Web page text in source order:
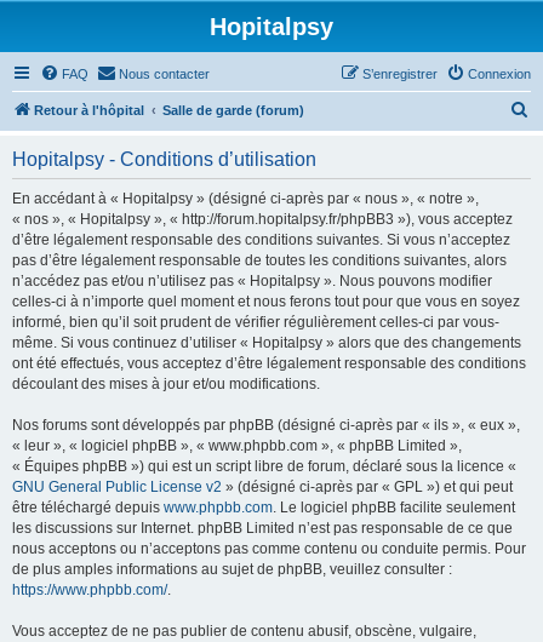
Hopitalpsy
FAQ Nous contacter Connexion
S’enregistrer
Retour à l'hôpital Salle de garde (forum)
Hopitalpsy - Conditions d’utilisation
En accédant à « Hopitalpsy » (désigné ci-après par « nous », « notre »,
« nos », « Hopitalpsy », « http://forum.hopitalpsy.fr/phpBB3 »), vous acceptez
d’être légalement responsable des conditions suivantes. Si vous n’acceptez
pas d’être légalement responsable de toutes les conditions suivantes, alors
n’accédez pas et/ou n’utilisez pas « Hopitalpsy ». Nous pouvons modifier
celles-ci à n’importe quel moment et nous ferons tout pour que vous en soyez
informé, bien qu’il soit prudent de vérifier régulièrement celles-ci par vous-
même. Si vous continuez d’utiliser « Hopitalpsy » alors que des changements
ont été effectués, vous acceptez d’être légalement responsable des conditions
découlant des mises à jour et/ou modifications.
Nos forums sont développés par phpBB (désigné ci-après par « ils », « eux »,
« leur », « logiciel phpBB », « www.phpbb.com », « phpBB Limited »,
« Équipes phpBB ») qui est un script libre de forum, déclaré sous la licence «
GNU General Public License v2 » (désigné ci-après par « GPL ») et qui peut
être téléchargé depuis www.phpbb.com. Le logiciel phpBB facilite seulement
les discussions sur Internet. phpBB Limited n’est pas responsable de ce que
nous acceptons ou n’acceptons pas comme contenu ou conduite permis. Pour
de plus amples informations au sujet de phpBB, veuillez consulter :
https://www.phpbb.com/.
Vous acceptez de ne pas publier de contenu abusif, obscène, vulgaire,